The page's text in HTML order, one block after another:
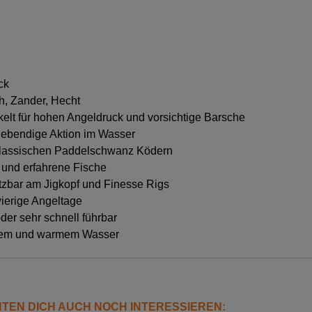
Zander, Hecht
für hohen Angeldruck und vorsichtige Barsche
Aktion im Wasser
Paddelschwanz Ködern
erfahrene Fische
am Jigkopf und Finesse Rigs
Angeltage
sehr schnell führbar
und warmem Wasser
DICH AUCH NOCH INTERESSIEREN: